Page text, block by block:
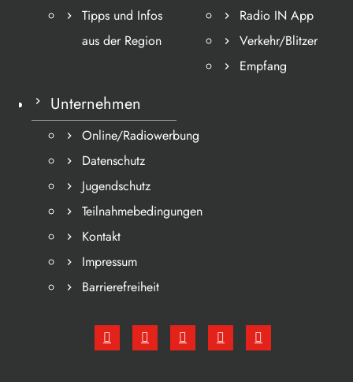
Tipps und Infos
aus der Region
Radio IN App
Verkehr/Blitzer
Empfang
Unternehmen
Online/Radiowerbung
Datenschutz
Jugendschutz
Teilnahmebedingungen
Kontakt
Impressum
Barrierefreiheit